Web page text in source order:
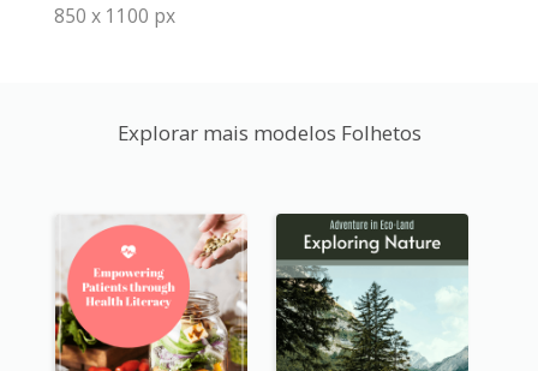
850 x 1100 px
Explorar mais modelos Folhetos